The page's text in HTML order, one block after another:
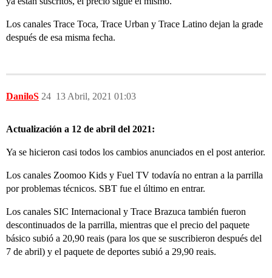
Los canales Trace Toca, Trace Urban y Trace Latino dejan la grade
después de esa misma fecha.
DaniloS 13 Abril, 2021 01:03
24
Actualización a 12 de abril del 2021:
Ya se hicieron casi todos los cambios anunciados en el post anterior.
Los canales Zoomoo Kids y Fuel TV todavía no entran a la parrilla
por problemas técnicos. SBT fue el último en entrar.
Los canales SIC Internacional y Trace Brazuca también fueron
descontinuados de la parrilla, mientras que el precio del paquete
básico subió a 20,90 reais (para los que se suscribieron después del
7 de abril) y el paquete de deportes subió a 29,90 reais.